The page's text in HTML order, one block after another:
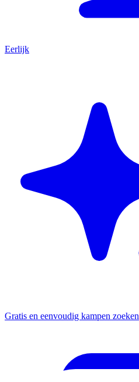
Eerlijk
Gratis en eenvoudig kampen zoeken